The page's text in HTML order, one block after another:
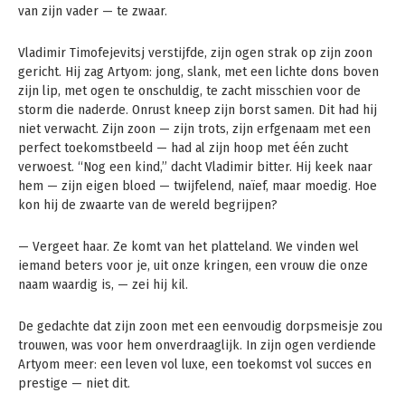
van zijn vader — te zwaar.
Vladimir Timofejevitsj verstijfde, zijn ogen strak op zijn zoon
gericht. Hij zag Artyom: jong, slank, met een lichte dons boven
zijn lip, met ogen te onschuldig, te zacht misschien voor de
storm die naderde. Onrust kneep zijn borst samen. Dit had hij
niet verwacht. Zijn zoon — zijn trots, zijn erfgenaam met een
perfect toekomstbeeld — had al zijn hoop met één zucht
verwoest. “Nog een kind,” dacht Vladimir bitter. Hij keek naar
hem — zijn eigen bloed — twijfelend, naïef, maar moedig. Hoe
kon hij de zwaarte van de wereld begrijpen?
— Vergeet haar. Ze komt van het platteland. We vinden wel
iemand beters voor je, uit onze kringen, een vrouw die onze
naam waardig is, — zei hij kil.
De gedachte dat zijn zoon met een eenvoudig dorpsmeisje zou
trouwen, was voor hem onverdraaglijk. In zijn ogen verdiende
Artyom meer: een leven vol luxe, een toekomst vol succes en
prestige — niet dit.